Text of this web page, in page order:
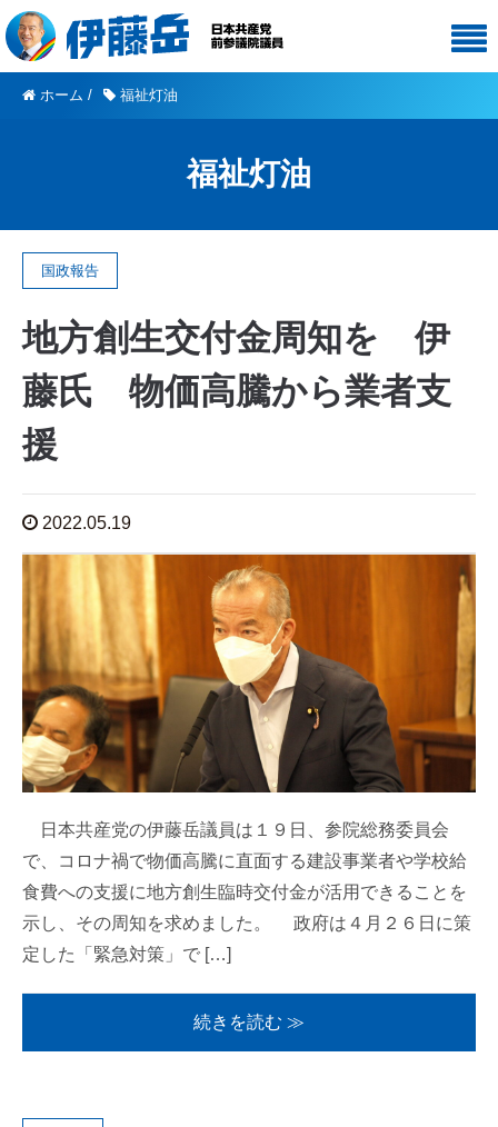
ホーム / 福祉灯油
福祉灯油
国政報告
地方創生交付金周知を 伊
藤氏 物価高騰から業者支
援
2022.05.19
日本共産党の伊藤岳議員は１９日、参院総務委員会
で、コロナ禍で物価高騰に直面する建設事業者や学校給
食費への支援に地方創生臨時交付金が活用できることを
示し、その周知を求めました。 政府は４月２６日に策
定した「緊急対策」で […]
続きを読む ≫